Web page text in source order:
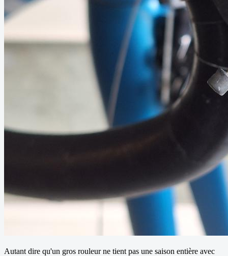
Autant dire qu'un gros rouleur ne tient pas une saison entière avec